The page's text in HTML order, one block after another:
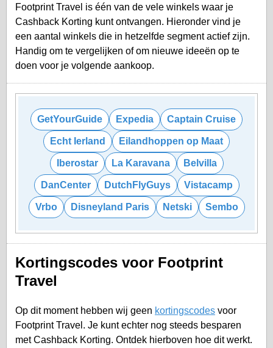
Footprint Travel is één van de vele winkels waar je
Cashback Korting kunt ontvangen. Hieronder vind je
een aantal winkels die in hetzelfde segment actief zijn.
Handig om te vergelijken of om nieuwe ideeën op te
doen voor je volgende aankoop.
GetYourGuide Expedia Captain Cruise
Echt Ierland Eilandhoppen op Maat
Iberostar La Karavana Belvilla
DanCenter DutchFlyGuys Vistacamp
Vrbo Disneyland Paris Netski Sembo
Kortingscodes voor Footprint
Travel
Op dit moment hebben wij geen kortingscodes voor
Footprint Travel. Je kunt echter nog steeds besparen
met Cashback Korting. Ontdek hierboven hoe dit werkt.